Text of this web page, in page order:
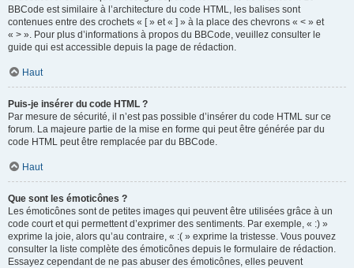
BBCode est similaire à l’architecture du code HTML, les balises sont
contenues entre des crochets « [ » et « ] » à la place des chevrons « < » et
« > ». Pour plus d’informations à propos du BBCode, veuillez consulter le
guide qui est accessible depuis la page de rédaction.
Haut
Puis-je insérer du code HTML ?
Par mesure de sécurité, il n’est pas possible d’insérer du code HTML sur ce
forum. La majeure partie de la mise en forme qui peut être générée par du
code HTML peut être remplacée par du BBCode.
Haut
Que sont les émoticônes ?
Les émoticônes sont de petites images qui peuvent être utilisées grâce à un
code court et qui permettent d’exprimer des sentiments. Par exemple, « :) »
exprime la joie, alors qu’au contraire, « :( » exprime la tristesse. Vous pouvez
consulter la liste complète des émoticônes depuis le formulaire de rédaction.
Essayez cependant de ne pas abuser des émoticônes, elles peuvent